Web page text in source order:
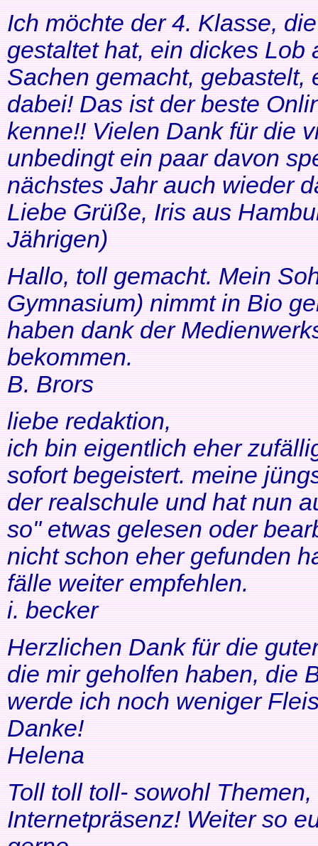
Ich möchte der 4. Klasse,
gestaltet hat, ein dickes Lob
Sachen gemacht, gebastelt,
dabei! Das ist der beste
kenne!! Vielen Dank für die
unbedingt ein paar davon
nächstes Jahr auch wieder
Liebe Grüße, Iris aus
Jährigen)
Hallo, toll gemacht. Mein
Gymnasium) nimmt in Bio
haben dank der
bekommen.
B. Brors
liebe redaktion,
ich bin eigentlich eher
sofort begeistert. meine
der realschule und hat nun
so" etwas gelesen oder
nicht schon eher gefunden
fälle weiter empfehlen.
i. becker
Herzlichen Dank für die
die mir geholfen haben, die
werde ich noch weniger
Danke!
Helena
Toll toll toll- sowohl
Internetpräsenz! Weiter so